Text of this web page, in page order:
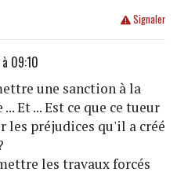
Signaler
09:10
une sanction à la
Et ... Est ce que ce tueur
les préjudices qu'il a créé
les travaux forcés